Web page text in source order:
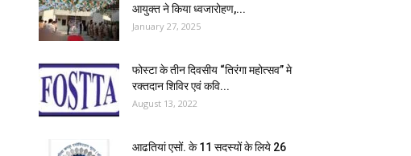
आयुक्त ने किया ध्वजारोहण,...
January 27, 2025
फोस्टा के तीन दिवसीय “तिरंगा महोत्सव” मे
रक्तदान शिविर एवं कवि...
August 13, 2022
आढतियां एसों. के 11 सदस्यों के लिये 26